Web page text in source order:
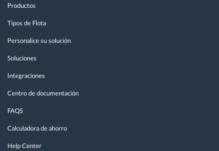
Productos
Tipos de Flota
Personalice su solución
Soluciones
Integraciones
Centro de documentación
FAQS
Calculadora de ahorro
Help Center